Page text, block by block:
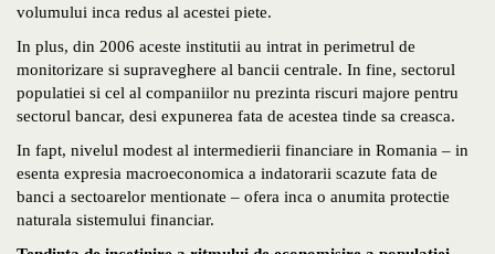
volumului inca redus al acestei piete.
In plus, din 2006 aceste institutii au intrat in perimetrul de
monitorizare si supraveghere al bancii centrale. In fine, sectorul
populatiei si cel al companiilor nu prezinta riscuri majore pentru
sectorul bancar, desi expunerea fata de acestea tinde sa creasca.
In fapt, nivelul modest al intermedierii financiare in Romania – in
esenta expresia macroeconomica a indatorarii scazute fata de
banci a sectoarelor mentionate – ofera inca o anumita protectie
naturala sistemului financiar.